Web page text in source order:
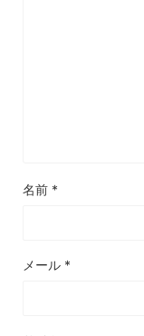
名前 *
メール *